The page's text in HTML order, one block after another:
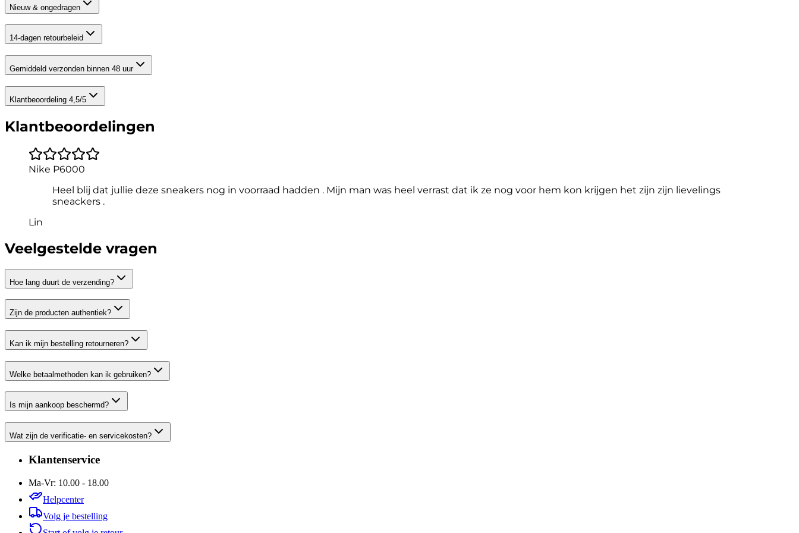
Nieuw & ongedragen
14-dagen retourbeleid
Gemiddeld verzonden binnen 48 uur
Klantbeoordeling 4,5/5
Klantbeoordelingen
Nike P6000
Heel blij dat jullie deze sneakers nog in voorraad hadden . Mijn man was heel verrast dat ik ze nog voor hem kon krijgen het zijn zijn lievelings
sneackers .
Lin
Veelgestelde vragen
Hoe lang duurt de verzending?
Zijn de producten authentiek?
Kan ik mijn bestelling retourneren?
Welke betaalmethoden kan ik gebruiken?
Is mijn aankoop beschermd?
Wat zijn de verificatie- en servicekosten?
Klantenservice
Ma-Vr: 10.00 - 18.00
Helpcenter
Volg je bestelling